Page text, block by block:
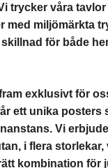
trycker våra
med miljömärkta
för både
exklusivt för
ett unika posters
Vi
i flera
kombination för